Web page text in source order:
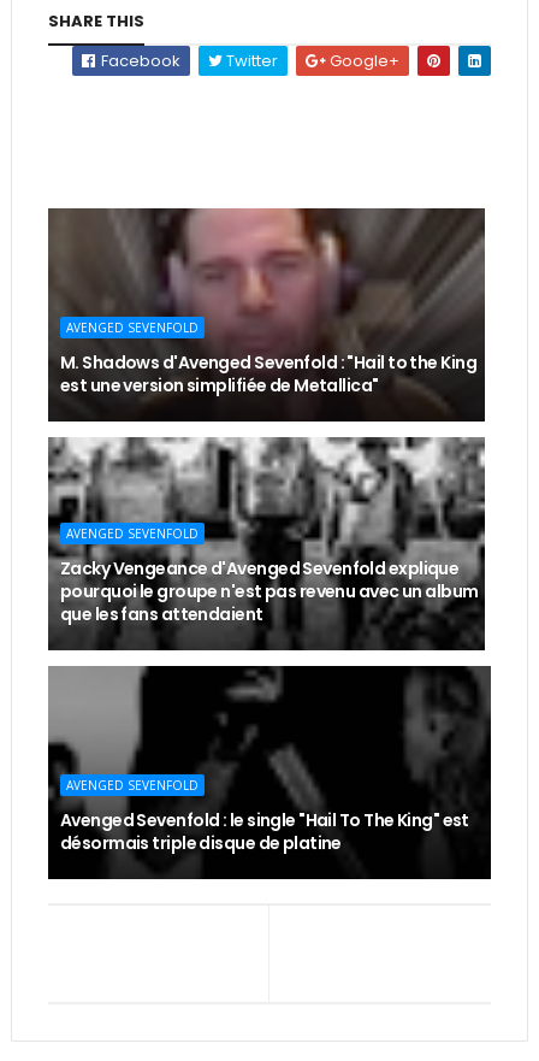
SHARE THIS
Facebook
Twitter Google+
AVENGED SEVENFOLD
M. Shadows d'Avenged Sevenfold : "Hail to the King
est une version simplifiée de Metallica"
AVENGED SEVENFOLD
Zacky Vengeance d'Avenged Sevenfold explique
pourquoi le groupe n'est pas revenu avec un album
que les fans attendaient
AVENGED SEVENFOLD
Avenged Sevenfold : le single "Hail To The King" est
désormais triple disque de platine